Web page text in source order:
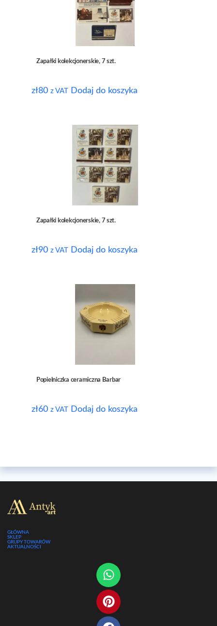
Zapałki kolekcjonerskie, 7 szt.
zł80 z VAT Dodaj do koszyka
Zapałki kolekcjonerskie, 7 szt.
zł90 z VAT Dodaj do koszyka
Popielniczka ceramiczna Barbar
zł60 z VAT Dodaj do koszyka
GŁÓWNA
SKLEP
GRUPY TOWARÓW
AKTUALNOŚCI